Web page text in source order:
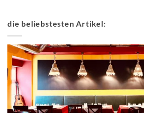
die beliebstesten Artikel: